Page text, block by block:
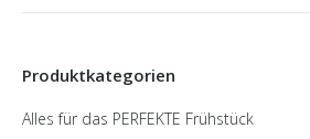
Produktkategorien
Alles für das PERFEKTE Frühstück